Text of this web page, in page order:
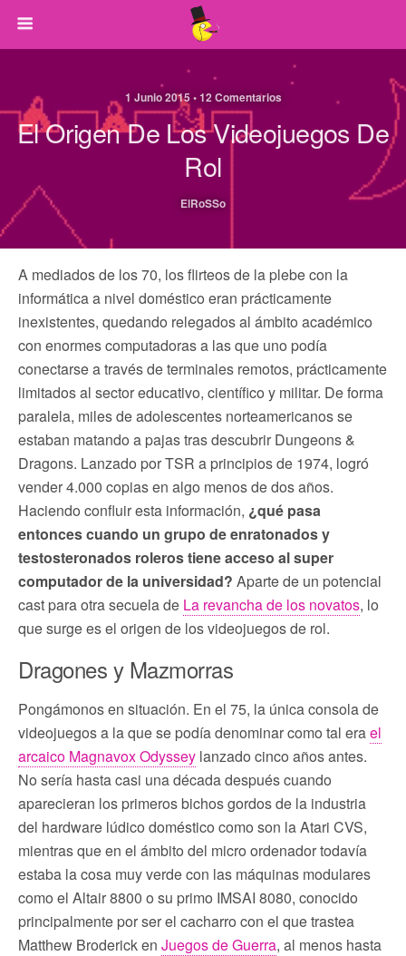
1 Junio 2015 • 12 Comentarios
El Origen De Los Videojuegos De
Rol
ElRoSSo
A mediados de los 70, los flirteos de la plebe con la
informática a nivel doméstico eran prácticamente
inexistentes, quedando relegados al ámbito académico
con enormes computadoras a las que uno podía
conectarse a través de terminales remotos, prácticamente
limitados al sector educativo, científico y militar. De forma
paralela, miles de adolescentes norteamericanos se
estaban matando a pajas tras descubrir Dungeons &
Dragons. Lanzado por TSR a principios de 1974, logró
vender 4.000 copias en algo menos de dos años.
Haciendo confluir esta información, ¿qué pasa
entonces cuando un grupo de enratonados y
testosteronados roleros tiene acceso al super
computador de la universidad? Aparte de un potencial
cast para otra secuela de La revancha de los novatos, lo
que surge es el origen de los videojuegos de rol.
Dragones y Mazmorras
Pongámonos en situación. En el 75, la única consola de
videojuegos a la que se podía denominar como tal erael
arcaico Magnavox Odyssey lanzado cinco años antes.
No sería hasta casi una década después cuando
aparecieran los primeros bichos gordos de la industria
del hardware lúdico doméstico como son la Atari CVS,
mientras que en el ámbito del micro ordenador todavía
estaba la cosa muy verde con las máquinas modulares
como el Altair 8800 o su primo IMSAI 8080, conocido
principalmente por ser el cacharro con el que trastea
Matthew Broderick en Juegos de Guerra, al menos hasta